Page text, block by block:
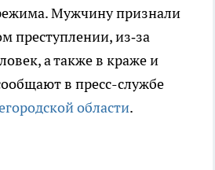
Мужчину признали
преступлении, из‑за
а также в краже и
в пресс-службе
области.